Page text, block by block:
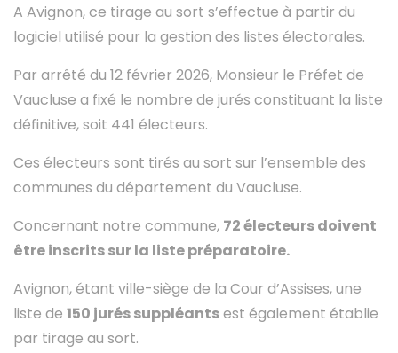
A Avignon, ce tirage au sort s’effectue à partir du
logiciel utilisé pour la gestion des listes électorales.
Par arrêté du 12 février 2026, Monsieur le Préfet de
Vaucluse a fixé le nombre de jurés constituant la liste
définitive, soit 441 électeurs.
Ces électeurs sont tirés au sort sur l’ensemble des
communes du département du Vaucluse.
Concernant notre commune, 72 électeurs doivent
être inscrits sur la liste préparatoire.
Avignon, étant ville-siège de la Cour d’Assises, une
liste de 150 jurés suppléantsest également établie
par tirage au sort.